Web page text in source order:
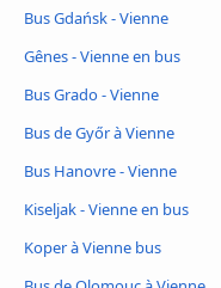
Bus Gdańsk - Vienne
Gênes - Vienne en bus
Bus Grado - Vienne
Bus de Győr à Vienne
Bus Hanovre - Vienne
Kiseljak - Vienne en bus
Koper à Vienne bus